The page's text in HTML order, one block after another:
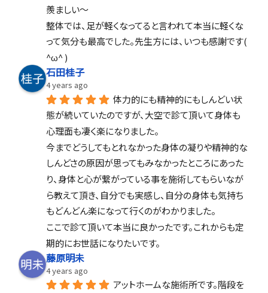
羨ましい〜
整体では、足が軽くなってると言われて本当に軽くな
って気分も最高でした。先生方には、いつも感謝です(
^ω^ )
石田桂子
4 years ago
体力的にも精神的にもしんどい状
態が続いていたのですが、大空で診て頂いて身体も
心理面も凄く楽になりました。
今までどうしてもとれなかった身体の凝りや精神的な
しんどさの原因が思ってもみなかったところにあった
り、身体と心が繋がっている事を施術してもらいなが
ら教えて頂き、自分でも実感し、自分の身体も気持ち
もどんどん楽になって行くのがわかりました。
ここで診て頂いて本当に良かったです。これからも定
期的にお世話になりたいです。
藤原明未
4 years ago
アットホームな施術所です。階段を